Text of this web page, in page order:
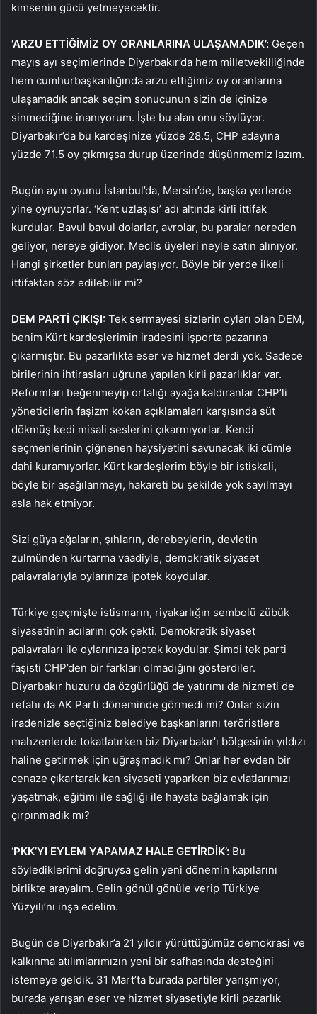
kimsenin gücü yetmeyecektir.
‘ARZU ETTİĞİMİZ OY ORANLARINA ULAŞAMADIK’: Geçen
mayıs ayı seçimlerinde Diyarbakır’da hem milletvekilliğinde
hem cumhurbaşkanlığında arzu ettiğimiz oy oranlarına
ulaşamadık ancak seçim sonucunun sizin de içinize
sinmediğine inanıyorum. İşte bu alan onu söylüyor.
Diyarbakır’da bu kardeşinize yüzde 28.5, CHP adayına
yüzde 71.5 oy çıkmışsa durup üzerinde düşünmemiz lazım.
Bugün aynı oyunu İstanbul’da, Mersin’de, başka yerlerde
yine oynuyorlar. ‘Kent uzlaşısı’ adı altında kirli ittifak
kurdular. Bavul bavul dolarlar, avrolar, bu paralar nereden
geliyor, nereye gidiyor. Meclis üyeleri neyle satın alınıyor.
Hangi şirketler bunları paylaşıyor. Böyle bir yerde ilkeli
ittifaktan söz edilebilir mi?
DEM PARTİ ÇIKIŞI: Tek sermayesi sizlerin oyları olan DEM,
benim Kürt kardeşlerimin iradesini işporta pazarına
çıkarmıştır. Bu pazarlıkta eser ve hizmet derdi yok. Sadece
birilerinin ihtirasları uğruna yapılan kirli pazarlıklar var.
Reformları beğenmeyip ortalığı ayağa kaldıranlar CHP’li
yöneticilerin faşizm kokan açıklamaları karşısında süt
dökmüş kedi misali seslerini çıkarmıyorlar. Kendi
seçmenlerinin çiğnenen haysiyetini savunacak iki cümle
dahi kuramıyorlar. Kürt kardeşlerim böyle bir istiskali,
böyle bir aşağılanmayı, hakareti bu şekilde yok sayılmayı
asla hak etmiyor.
Sizi güya ağaların, şıhların, derebeylerin, devletin
zulmünden kurtarma vaadiyle, demokratik siyaset
palavralarıyla oylarınıza ipotek koydular.
Türkiye geçmişte istismarın, riyakarlığın sembolü zübük
siyasetinin acılarını çok çekti. Demokratik siyaset
palavraları ile oylarınıza ipotek koydular. Şimdi tek parti
faşisti CHP’den bir farkları olmadığını gösterdiler.
Diyarbakır huzuru da özgürlüğü de yatırımı da hizmeti de
refahı da AK Parti döneminde görmedi mi? Onlar sizin
iradenizle seçtiğiniz belediye başkanlarını teröristlere
mahzenlerde tokatlatırken biz Diyarbakır’ı bölgesinin yıldızı
haline getirmek için uğraşmadık mı? Onlar her evden bir
cenaze çıkartarak kan siyaseti yaparken biz evlatlarımızı
yaşatmak, eğitimi ile sağlığı ile hayata bağlamak için
çırpınmadık mı?
‘PKK’YI EYLEM YAPAMAZ HALE GETİRDİK’: Bu
söylediklerimi doğruysa gelin yeni dönemin kapılarını
birlikte arayalım. Gelin gönül gönüle verip Türkiye
Yüzyılı’nı inşa edelim.
Bugün de Diyarbakır’a 21 yıldır yürüttüğümüz demokrasi ve
kalkınma atılımlarımızın yeni bir safhasında desteğini
istemeye geldik. 31 Mart’ta burada partiler yarışmıyor,
burada yarışan eser ve hizmet siyasetiyle kirli pazarlık